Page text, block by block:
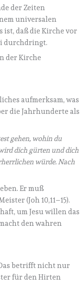
der Zeiten
universalen
ist, daß die Kirche vor
durchdringt.
der Kirche
aufmerksam, was
die Jahrhunderte als
gehen, wohin du
dich gürten und dich
würde. Nach
Er muß
(Joh 10,11–15).
um Jesu willen das
den wahren
betrifft nicht nur
für den Hirten